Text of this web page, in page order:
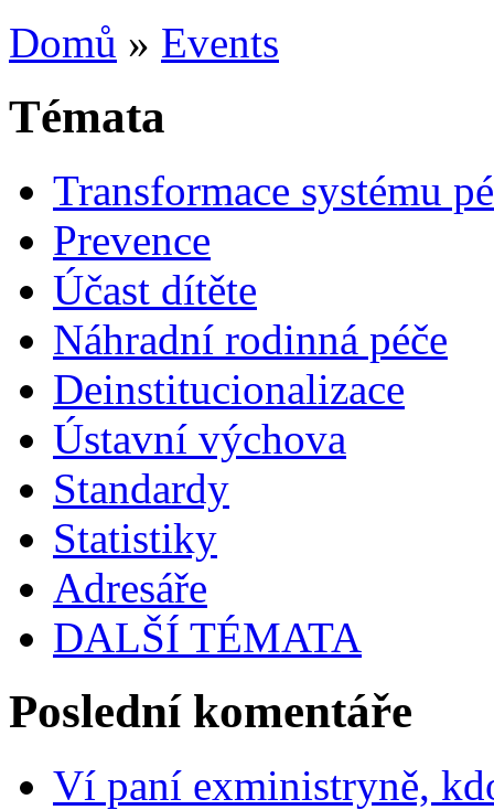
Domů » Events
Témata
Transformace systému
Prevence
Účast dítěte
Náhradní rodinná péče
Deinstitucionalizace
Ústavní výchova
Standardy
Statistiky
Adresáře
DALŠÍ TÉMATA
Poslední komentáře
Ví paní exministryně,